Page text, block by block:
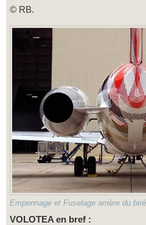
© RB.
Empennage et Fuselage arrière du
VOLOTEA en bref :